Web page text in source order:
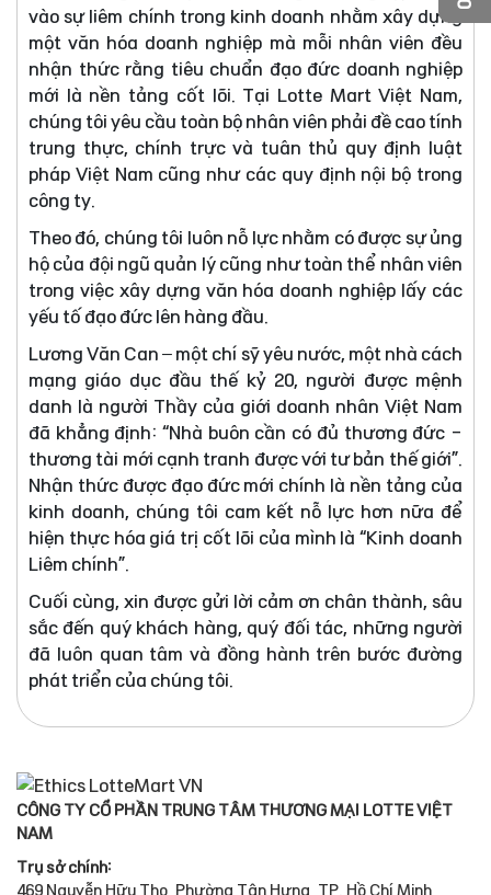
vào sự liêm chính trong kinh doanh nhằm xây dựng
một văn hóa doanh nghiệp mà mỗi nhân viên đều
nhận thức rằng tiêu chuẩn đạo đức doanh nghiệp
mới là nền tảng cốt lõi. Tại Lotte Mart Việt Nam,
chúng tôi yêu cầu toàn bộ nhân viên phải đề cao tính
trung thực, chính trực và tuân thủ quy định luật
pháp Việt Nam cũng như các quy định nội bộ trong
công ty.
Theo đó, chúng tôi luôn nỗ lực nhằm có được sự ủng
hộ của đội ngũ quản lý cũng như toàn thể nhân viên
trong việc xây dựng văn hóa doanh nghiệp lấy các
yếu tố đạo đức lên hàng đầu.
Lương Văn Can – một chí sỹ yêu nước, một nhà cách
mạng giáo dục đầu thế kỷ 20, người được mệnh
danh là người Thầy của giới doanh nhân Việt Nam
đã khẳng định: “Nhà buôn cần có đủ thương đức -
thương tài mới cạnh tranh được với tư bản thế giới”.
Nhận thức được đạo đức mới chính là nền tảng của
kinh doanh, chúng tôi cam kết nỗ lực hơn nữa để
hiện thực hóa giá trị cốt lõi của mình là “Kinh doanh
Liêm chính”.
Cuối cùng, xin được gửi lời cảm ơn chân thành, sâu
sắc đến quý khách hàng, quý đối tác, những người
đã luôn quan tâm và đồng hành trên bước đường
phát triển của chúng tôi.
CÔNG TY CỔ PHẦN TRUNG TÂM THƯƠNG MẠI LOTTE VIỆT
NAM
Trụ sở chính:
469 Nguyễn Hữu Thọ, Phường Tân Hưng, TP. Hồ Chí Minh